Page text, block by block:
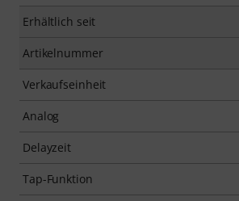
Erhältlich seit
Artikelnummer
Verkaufseinheit
Analog
Delayzeit
Tap-Funktion